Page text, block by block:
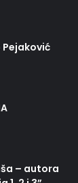
Pejaković
– autora